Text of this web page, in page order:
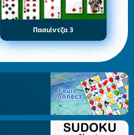
Πασιέντζα 3